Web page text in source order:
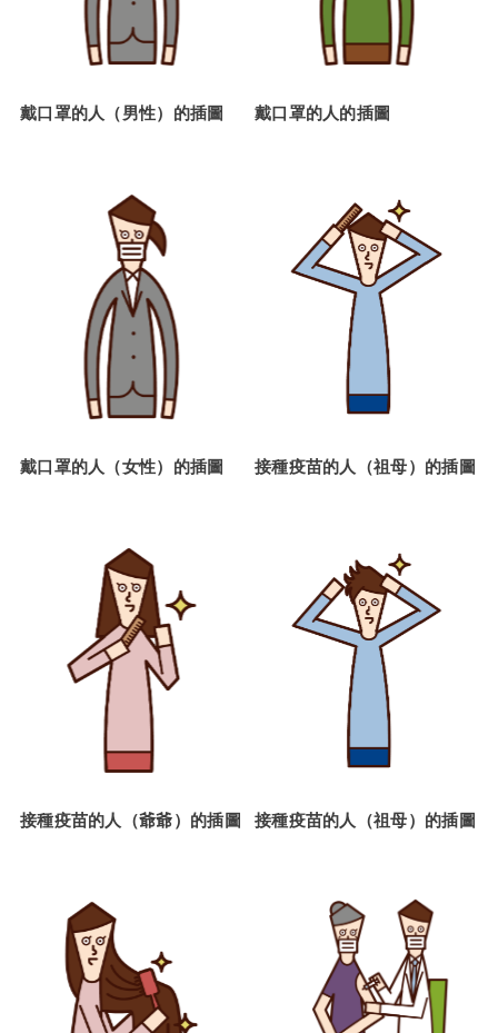
戴口罩的人（男性）的插圖 戴口罩的人的插圖
戴口罩的人（女性）的插圖 接種疫苗的人（祖母）的插圖
接種疫苗的人（爺爺）的插圖 接種疫苗的人（祖母）的插圖